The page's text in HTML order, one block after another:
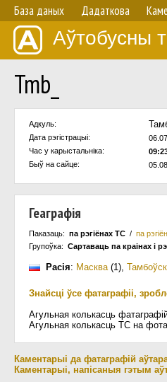
База даных Дадаткова
Аўтобусны
Tmb_
Адкуль:
Дата рэгістрацыі:
Час у карыстальнiка:
Быў на сайце:
Геаграфія
Паказаць: па рэгіёнах ТС / па
Групоўка: Сартаваць па краiнах i
Расія: Масква(1),
Знайсці ўсе фатаграфіі,
Агульная колькасць
Агульная колькасць ТС на
Каментарыі да фатаграфій
Каментарыі, напісаныя гэтым